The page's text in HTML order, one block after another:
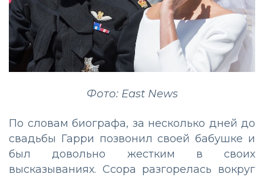
Фото: East News
По словам биографа, за несколько дней до
свадьбы Гарри позвонил своей бабушке и
был довольно жестким в своих
высказываниях. Ссора разгорелась вокруг